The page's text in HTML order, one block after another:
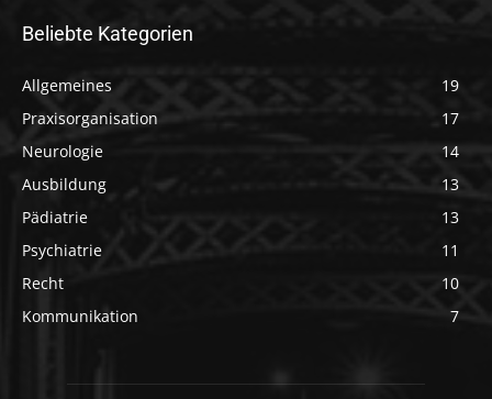
Beliebte Kategorien
Allgemeines
19
Praxisorganisation
17
Neurologie
14
Ausbildung
13
Pädiatrie
13
Psychiatrie
11
Recht
10
Kommunikation
7